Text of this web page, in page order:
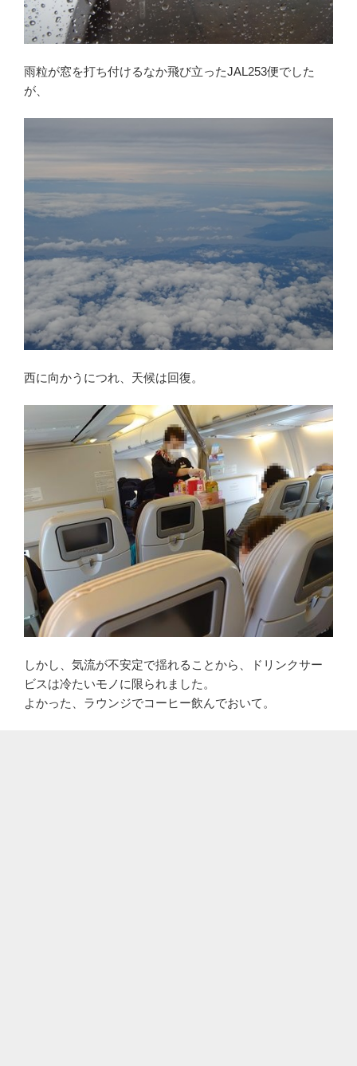
雨粒が窓を打ち付けるなか飛び立ったJAL253便でした
が、
西に向かうにつれ、天候は回復。
しかし、気流が不安定で揺れることから、ドリンクサー
ビスは冷たいモノに限られました。
よかった、ラウンジでコーヒー飲んでおいて。